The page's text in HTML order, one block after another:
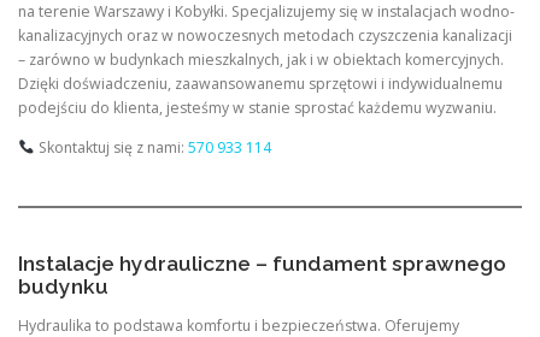
na terenie Warszawy i Kobyłki. Specjalizujemy się w instalacjach wodno-
kanalizacyjnych oraz w nowoczesnych metodach czyszczenia kanalizacji
– zarówno w budynkach mieszkalnych, jak i w obiektach komercyjnych.
Dzięki doświadczeniu, zaawansowanemu sprzętowi i indywidualnemu
podejściu do klienta, jesteśmy w stanie sprostać każdemu wyzwaniu.
Skontaktuj się z nami: 570 933 114
Instalacje hydrauliczne – fundament sprawnego
budynku
Hydraulika to podstawa komfortu i bezpieczeństwa. Oferujemy